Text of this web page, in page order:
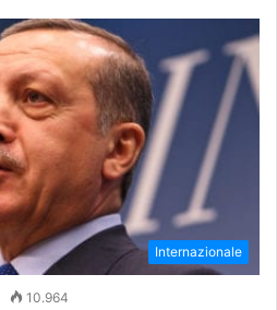
Internazionale
10.964